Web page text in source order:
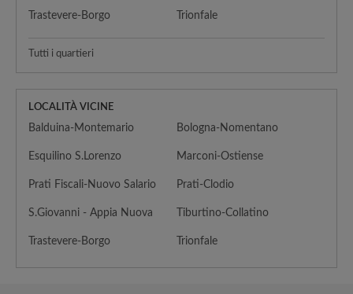
Trastevere-Borgo Trionfale
Tutti i quartieri
LOCALITÀ VICINE
Balduina-Montemario Bologna-Nomentano
Esquilino S.Lorenzo Marconi-Ostiense
Prati Fiscali-Nuovo Salario Prati-Clodio
S.Giovanni - Appia Nuova Tiburtino-Collatino
Trastevere-Borgo Trionfale